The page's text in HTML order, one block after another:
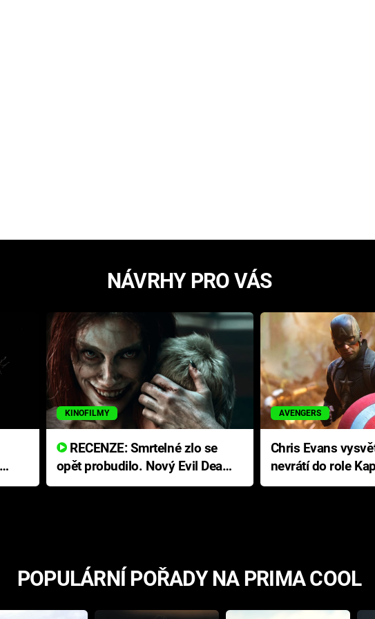
NÁVRHY PRO VÁS
KINOFILMY
RECENZE: Smrtelné zlo se
opět probudilo. Nový Evil Dead
přichází s neodolatelnou
AVENGERS
Chris Evans
nevrátí do role
Ameriky
POPULÁRNÍ POŘADY NA PRIMA COOL